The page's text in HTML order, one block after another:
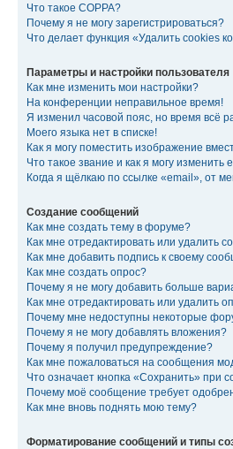
Что такое COPPA?
Почему я не могу зарегистрироваться?
Что делает функция «Удалить cookies
Параметры и настройки пользователя
Как мне изменить мои настройки?
На конференции неправильное время!
Я изменил часовой пояс, но время всё
Моего языка нет в списке!
Как я могу поместить изображение
Что такое звание и как я могу изменить
Когда я щёлкаю по ссылке «email», от
Создание сообщений
Как мне создать тему в форуме?
Как мне отредактировать или удалить
Как мне добавить подпись к своему
Как мне создать опрос?
Почему я не могу добавить больше
Как мне отредактировать или удалить
Почему мне недоступны некоторые
Почему я не могу добавлять вложения?
Почему я получил предупреждение?
Как мне пожаловаться на сообщения
Что означает кнопка «Сохранить» при
Почему моё сообщение требует
Как мне вновь поднять мою тему?
Форматирование сообщений и типы